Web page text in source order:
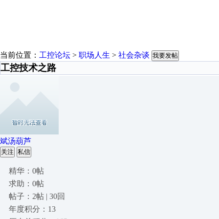
当前位置： 工控论坛 > 职场人生 > 社会杂谈 我要发帖
工控技术之路
斌汤葫芦
关注 私信
精华：0帖
求助：0帖
帖子：2帖 | 30回
年度积分：13